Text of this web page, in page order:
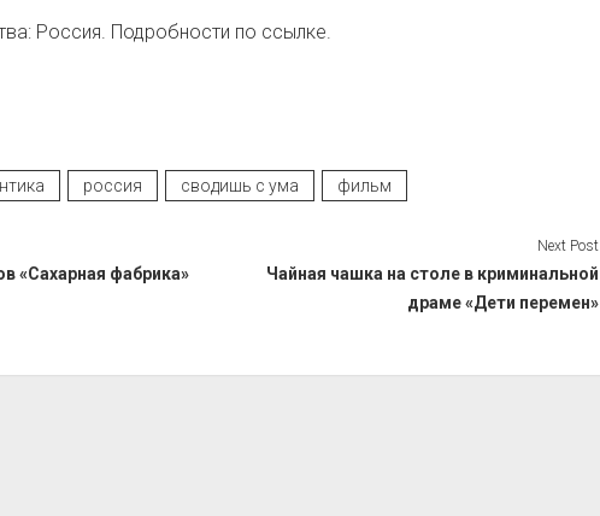
Россия. Подробности по ссылке.
россия сводишь с ума фильм
«Сахарная фабрика»
Next Post
Чайная чашка на столе в криминальной
драме «Дети перемен»